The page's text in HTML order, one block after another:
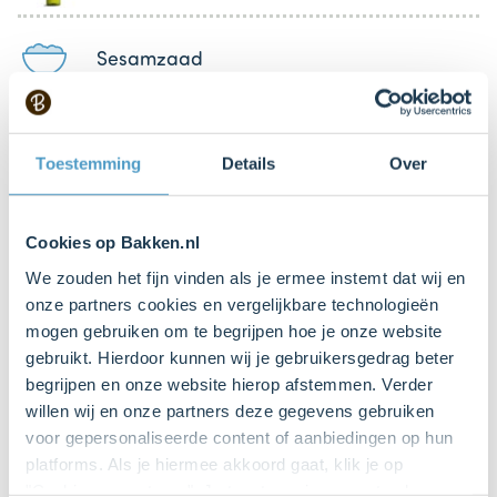
Toestemming Details Over
Cookies op Bakken.nl
We zouden het fijn vinden als je ermee instemt dat wij en
onze partners cookies en vergelijkbare technologieën
mogen gebruiken om te begrijpen hoe je onze website
gebruikt. Hierdoor kunnen wij je gebruikersgedrag beter
begrijpen en onze website hierop afstemmen. Verder
willen wij en onze partners deze gegevens gebruiken
voor gepersonaliseerde content of aanbiedingen op hun
platforms. Als je hiermee akkoord gaat, klik je op
Sesamzaad
1 snufje
Peper
1 snufje
Zout
Keukenspullen